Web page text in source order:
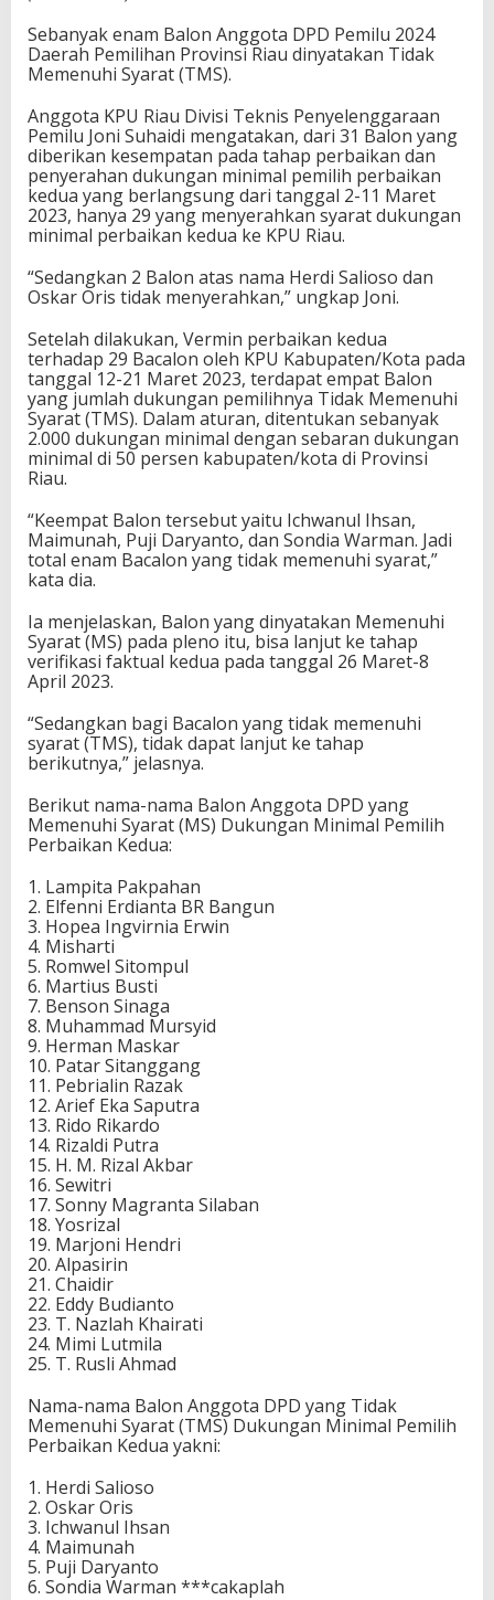
P
i
l
g
Sebanyak enam Balon Anggota DPD Pemilu 2024
Daerah Pemilihan Provinsi Riau dinyatakan Tidak
Memenuhi Syarat (TMS).
Anggota KPU Riau Divisi Teknis Penyelenggaraan
Pemilu Joni Suhaidi mengatakan, dari 31 Balon yang
diberikan kesempatan pada tahap perbaikan dan
penyerahan dukungan minimal pemilih perbaikan
kedua yang berlangsung dari tanggal 2-11 Maret
2023, hanya 29 yang menyerahkan syarat dukungan
minimal perbaikan kedua ke KPU Riau.
“Sedangkan 2 Balon atas nama Herdi Salioso dan
Oskar Oris tidak menyerahkan,” ungkap Joni.
Setelah dilakukan, Vermin perbaikan kedua
terhadap 29 Bacalon oleh KPU Kabupaten/Kota pada
tanggal 12-21 Maret 2023, terdapat empat Balon
yang jumlah dukungan pemilihnya Tidak Memenuhi
Syarat (TMS). Dalam aturan, ditentukan sebanyak
2.000 dukungan minimal dengan sebaran dukungan
minimal di 50 persen kabupaten/kota di Provinsi
Riau.
“Keempat Balon tersebut yaitu Ichwanul Ihsan,
Maimunah, Puji Daryanto, dan Sondia Warman. Jadi
total enam Bacalon yang tidak memenuhi syarat,”
kata dia.
Ia menjelaskan, Balon yang dinyatakan Memenuhi
Syarat (MS) pada pleno itu, bisa lanjut ke tahap
verifikasi faktual kedua pada tanggal 26 Maret-8
April 2023.
“Sedangkan bagi Bacalon yang tidak memenuhi
syarat (TMS), tidak dapat lanjut ke tahap
berikutnya,” jelasnya.
Berikut nama-nama Balon Anggota DPD yang
Memenuhi Syarat (MS) Dukungan Minimal Pemilih
Perbaikan Kedua:
1. Lampita Pakpahan
2. Elfenni Erdianta BR Bangun
3. Hopea Ingvirnia Erwin
4. Misharti
5. Romwel Sitompul
6. Martius Busti
7. Benson Sinaga
8. Muhammad Mursyid
9. Herman Maskar
10. Patar Sitanggang
11. Pebrialin Razak
12. Arief Eka Saputra
13. Rido Rikardo
14. Rizaldi Putra
15. H. M. Rizal Akbar
16. Sewitri
17. Sonny Magranta Silaban
18. Yosrizal
19. Marjoni Hendri
20. Alpasirin
21. Chaidir
22. Eddy Budianto
23. T. Nazlah Khairati
24. Mimi Lutmila
25. T. Rusli Ahmad
Nama-nama Balon Anggota DPD yang Tidak
Memenuhi Syarat (TMS) Dukungan Minimal Pemilih
Perbaikan Kedua yakni:
1. Herdi Salioso
2. Oskar Oris
3. Ichwanul Ihsan
4. Maimunah
5. Puji Daryanto
6. Sondia Warman ***cakaplah